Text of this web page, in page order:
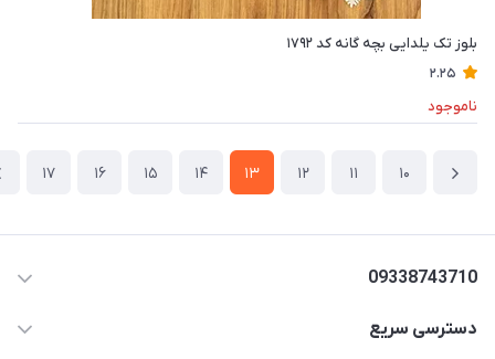
بلوز تک یلدایی بچه گانه کد ۱۷۹۲
2.25
ناموجود
10
11
12
13
14
15
16
17
09338743710
دسترسی سریع